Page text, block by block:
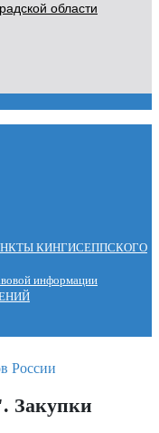
области
КИНГИСЕППСКОГО
информации
Закупки